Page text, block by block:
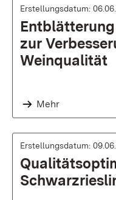
Erstellungsdatum:
zur
Weinqualität
Mehr
Erstellungsdatum: